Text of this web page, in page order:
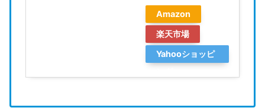
Amazon
楽天市場
Yahooショッピ